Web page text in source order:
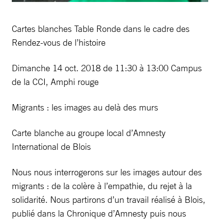
Cartes blanches Table Ronde dans le cadre des
Rendez-vous de l’histoire
Dimanche 14 oct. 2018 de 11:30 à 13:00 Campus
de la CCI, Amphi rouge
Migrants : les images au delà des murs
Carte blanche au groupe local d’Amnesty
International de Blois
Nous nous interrogerons sur les images autour des
migrants : de la colère à l’empathie, du rejet à la
solidarité. Nous partirons d’un travail réalisé à Blois,
publié dans la Chronique d’Amnesty puis nous